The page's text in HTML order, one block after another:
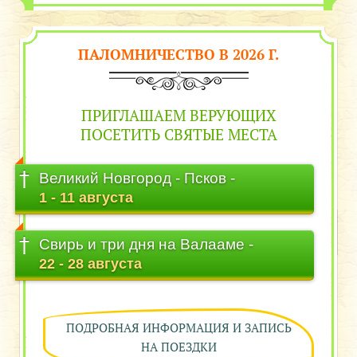
ПАЛОМНИЧЕСТВО В 2026 Г.
ПРИГЛАШАЕМ ВЕРУЮЩИХ
ПОСЕТИТЬ СВЯТЫЕ МЕСТА
Великий Новгород - Псков -
1 - 11 августа
Свирь и три дня на Валааме -
22 - 28 августа
ПОДРОБНАЯ ИНФОРМАЦИЯ И ЗАПИСЬ
НА ПОЕЗДКИ